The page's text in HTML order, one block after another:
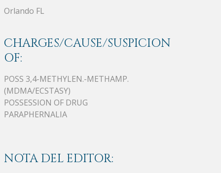
Orlando FL
CHARGES/CAUSE/SUSPICION
OF:
POSS 3,4-METHYLEN.-METHAMP.
(MDMA/ECSTASY)
POSSESSION OF DRUG
PARAPHERNALIA
NOTA DEL EDITOR: